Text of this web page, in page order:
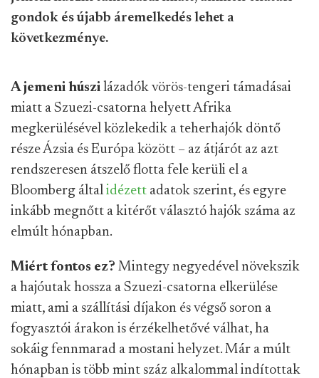
gondok és újabb áremelkedés lehet a
következménye.
A jemeni húszi lázadók vörös-tengeri támadásai
miatt a Szuezi-csatorna helyett Afrika
megkerülésével közlekedik a teherhajók döntő
része Ázsia és Európa között – az átjárót az azt
rendszeresen átszelő flotta fele kerüli el a
Bloomberg által idézett adatok szerint, és egyre
inkább megnőtt a kitérőt választó hajók száma az
elmúlt hónapban.
Miért fontos ez? Mintegy negyedével növekszik
a hajóutak hossza a Szuezi-csatorna elkerülése
miatt, ami a szállítási díjakon és végső soron a
fogyasztói árakon is érzékelhetővé válhat, ha
sokáig fennmarad a mostani helyzet. Már a múlt
hónapban is több mint száz alkalommal indítottak